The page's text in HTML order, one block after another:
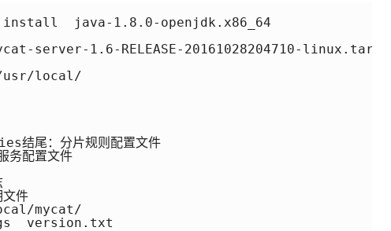
java-1.8.0-openjdk.x86_64
server-1.6-RELEASE-20161028204710-linux.tar.gz
/usr/local/
尾：分片规则配置文件
配置文件
件
mycat/
version.txt